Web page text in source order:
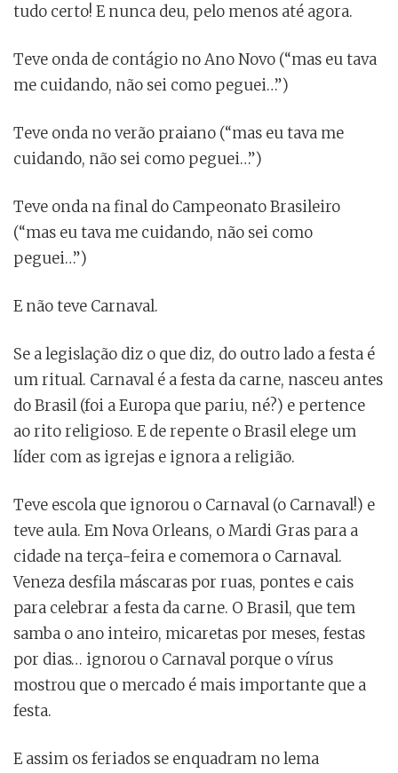
tudo certo! E nunca deu, pelo menos até agora.
Teve onda de contágio no Ano Novo (“mas eu tava
me cuidando, não sei como peguei…”)
Teve onda no verão praiano (“mas eu tava me
cuidando, não sei como peguei…”)
Teve onda na final do Campeonato Brasileiro
(“mas eu tava me cuidando, não sei como
peguei…”)
E não teve Carnaval.
Se a legislação diz o que diz, do outro lado a festa é
um ritual. Carnaval é a festa da carne, nasceu antes
do Brasil (foi a Europa que pariu, né?) e pertence
ao rito religioso. E de repente o Brasil elege um
líder com as igrejas e ignora a religião.
Teve escola que ignorou o Carnaval (o Carnaval!) e
teve aula. Em Nova Orleans, o Mardi Gras para a
cidade na terça-feira e comemora o Carnaval.
Veneza desfila máscaras por ruas, pontes e cais
para celebrar a festa da carne. O Brasil, que tem
samba o ano inteiro, micaretas por meses, festas
por dias… ignorou o Carnaval porque o vírus
mostrou que o mercado é mais importante que a
festa.
E assim os feriados se enquadram no lema